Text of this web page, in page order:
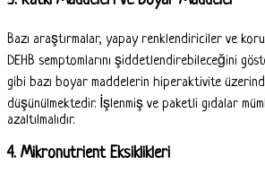
Bazı araştırmalar, yapay renklendiriciler ve
DEHB semptomlarını şiddetlendirebileceğini
gibi bazı boyar maddelerin hiperaktivite
düşünülmektedir. İşlenmiş ve paketli gıdalar
azaltılmalıdır.
4. Mikronutrient Eksiklikleri